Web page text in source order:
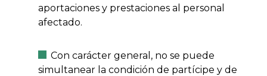
aportaciones y prestaciones al personal
afectado.
Con carácter general, no se puede
simultanear la condición de partícipe y de